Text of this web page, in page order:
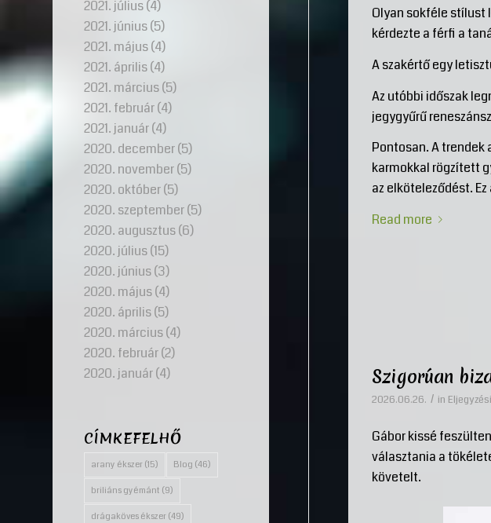
Olyan sokféle stílust
kérdezte a férfi a
A szakértő egy
Az utóbbi időszak
jegygyűrű
Pontosan. A
karmokkal rögzített
az elköteleződést.
Read more
Szigorúan
2026.06.26. / in
Gábor kissé
választania a
követelt.
2021. július(4)
2021. június(5)
2021. május(4)
2021. április(4)
2021. március(5)
2021. február(4)
2021. január(4)
2020. december(5)
2020. november(5)
2020. október(5)
2020. szeptember(5)
2020. augusztus(6)
2020. július(15)
2020. június(3)
2020. május(4)
2020. április(5)
2020. március(4)
2020. február(2)
2020. január(4)
CÍMKEFELHŐ
arany ékszer (15) Blog (46)
briliáns gyémánt (9)
drágaköves ékszer (49)